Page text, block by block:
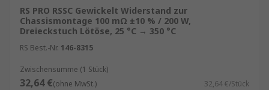
RS PRO RSSC Gewickelt Widerstand zur
Chassismontage 100 mΩ ±10 % / 200 W,
Dreieckstuch Lötöse, 25 °C → 350 °C
RS Best.-Nr. 146-8315
Zwischensumme (1 Stück)
32,64 €(ohne MwSt.) 32,64 €/Stück